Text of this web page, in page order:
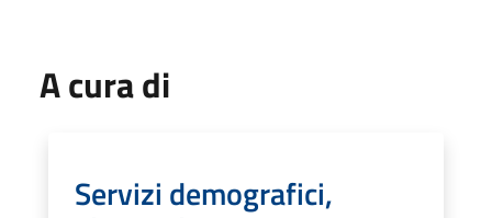
A cura di
Servizi demografici,